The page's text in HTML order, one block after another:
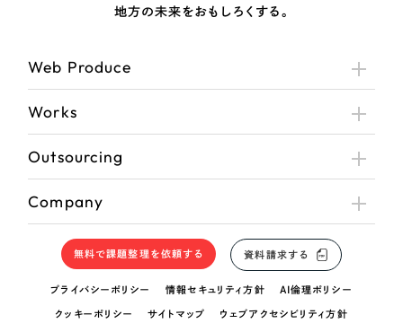
地方の未来をおもしろくする。
Web Produce
Works
Outsourcing
Company
無料で課題整理を依頼する 資料請求する
プライバシーポリシー 情報セキュリティ方針 AI倫理ポリシー
クッキーポリシー サイトマップ ウェブアクセシビリティ方針